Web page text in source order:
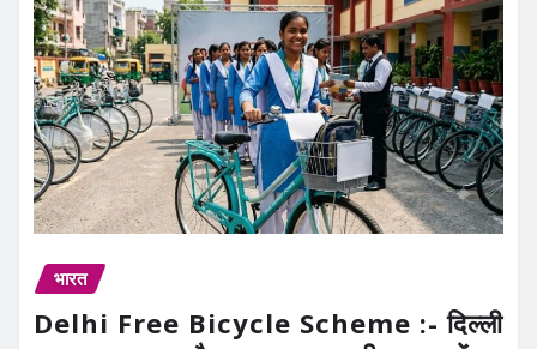
भारत
Delhi Free Bicycle Scheme :- दिल्ली